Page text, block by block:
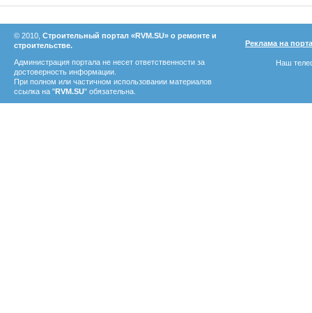
© 2010, Строительный портал «RVM.SU» о ремонте и
строительстве.
Администрация портала не несет ответственности за
достоверность информации.
При полном или частичном использовании материалов
ссылка на "RVM.SU" обязательна.
Реклама на
Наш